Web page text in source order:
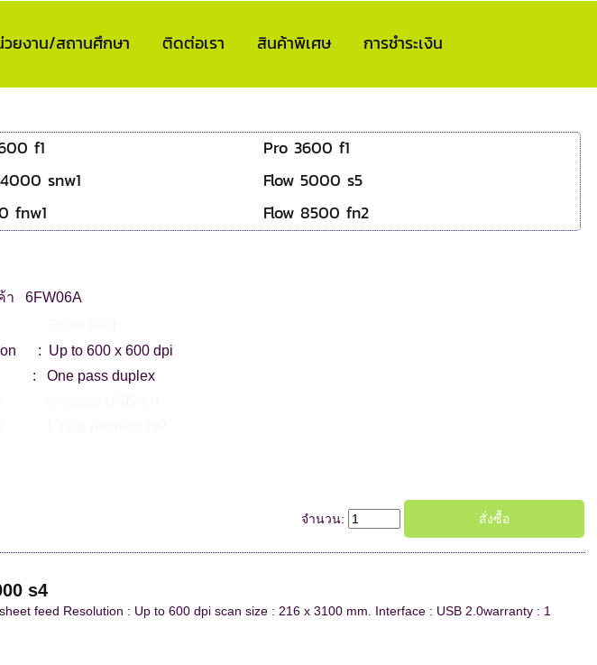
ยงาน/สถานศึกษา ติดต่อเรา สินค้าพิเศษ การชำระเงิน
f1
Pro 3600 f1
snw1
Flow 5000 s5
fnw1 Flow 8500 fn2
า 6FW06A
: Up to 600 x 600 dpi
: One pass duplex
จำนวน:
s4
feed Resolution : Up to 600 dpi scan size : 216 x 3100 mm. Interface : USB 2.0warranty : 1